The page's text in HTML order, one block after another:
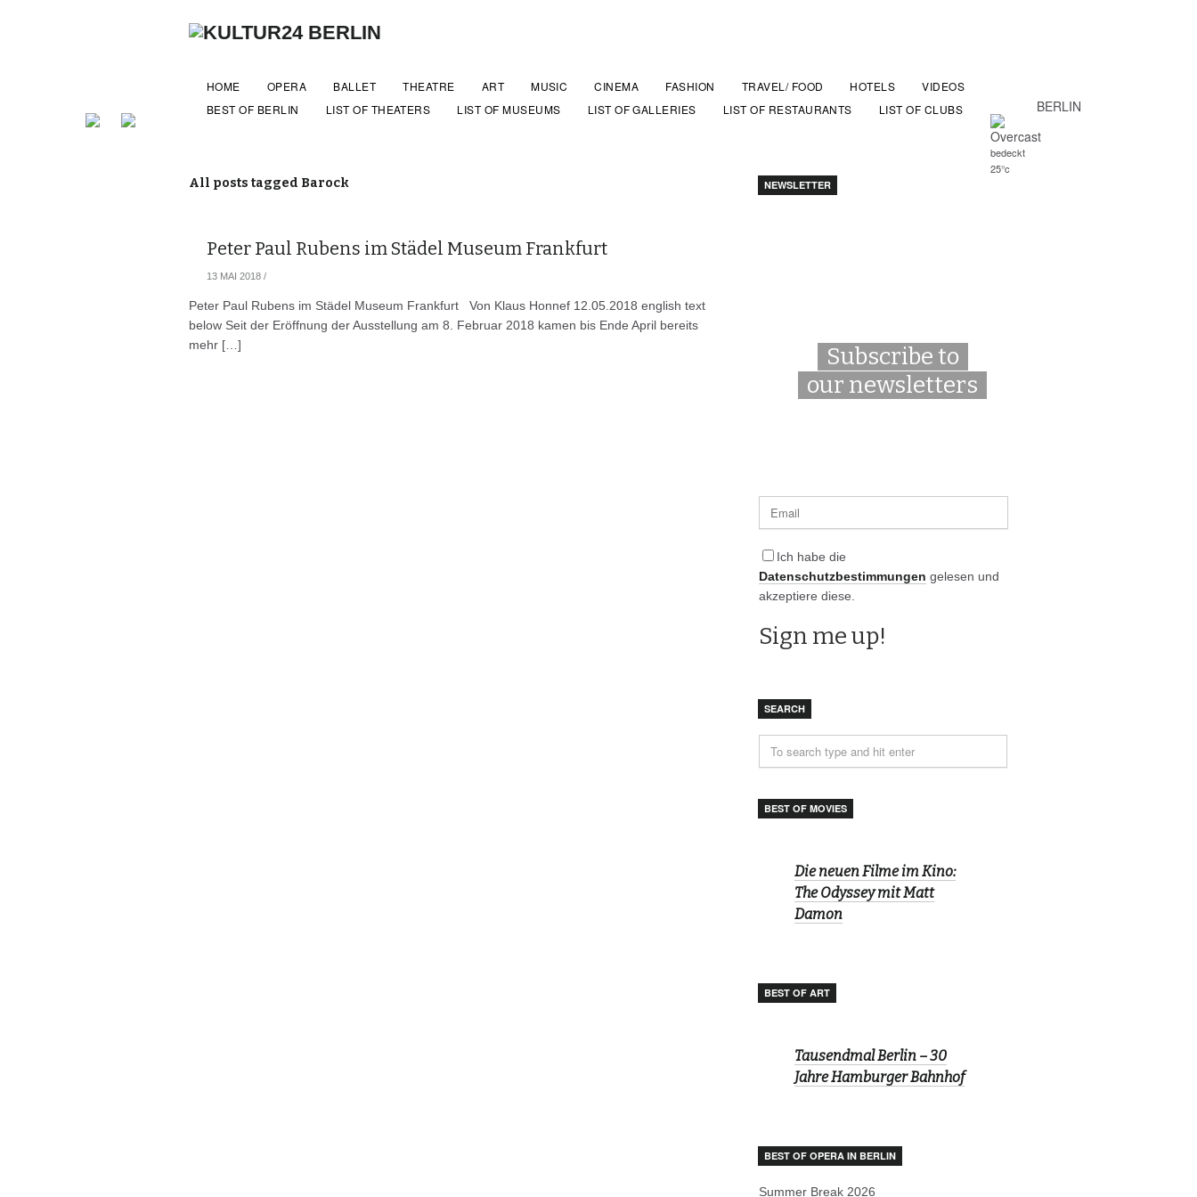
BERLIN
bedeckt
25°c
HOME OPERA BALLET THEATRE ART MUSIC CINEMA FASHION TRAVEL/ FOOD HOTELS
VIDEOS
BEST OF BERLIN
LIST OF THEATERS LIST OF MUSEUMS LIST OF GALLERIES LIST OF RESTAURANTS LIST OF CLUBS
All posts tagged Barock
Peter Paul Rubens im Städel Museum Frankfurt
13 MAI 2018 /
Peter Paul Rubens im Städel Museum Frankfurt Von Klaus Honnef 12.05.2018 english text
below Seit der Eröffnung der Ausstellung am 8. Februar 2018 kamen bis Ende April bereits
mehr […]
NEWSLETTER
Subscribe to
our newsletters
Ich habe die
Datenschutzbestimmungen gelesen und
akzeptiere diese.
SEARCH
BEST OF MOVIES
Die neuen Filme im Kino:
The Odyssey mit Matt
Damon
BEST OF ART
Tausendmal Berlin – 30
Jahre Hamburger Bahnhof
BEST OF OPERA IN BERLIN
Summer Break 2026